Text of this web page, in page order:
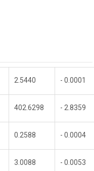
2.5440 - 0.0001
402.6298 - 2.8359
0.2588 - 0.0004
3.0088 - 0.0053